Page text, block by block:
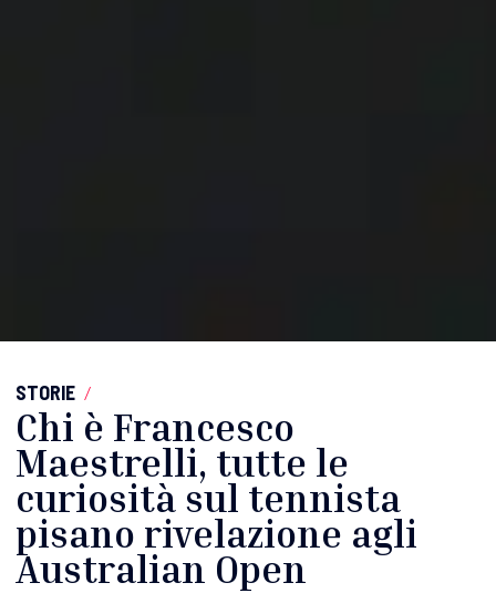
STORIE /
Chi è Francesco
Maestrelli, tutte le
curiosità sul tennista
pisano rivelazione agli
Australian Open